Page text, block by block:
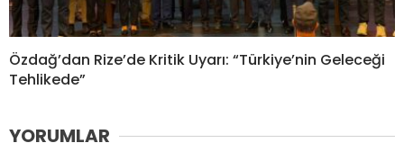
Özdağ’dan Rize’de Kritik Uyarı: “Türkiye’nin Geleceği
Tehlikede”
YORUMLAR